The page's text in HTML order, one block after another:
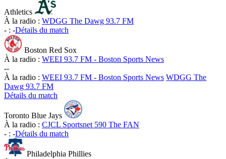
Athletics
À la radio : WDGG The Dawg 93.7 FM
- : -Détails du match
Boston Red Sox
À la radio : WEEI 93.7 FM - Boston Sports News
--
À la radio : WEEI 93.7 FM - Boston Sports News WDGG The
Dawg 93.7 FM
Détails du match
Toronto Blue Jays
À la radio : CJCL Sportsnet 590 The FAN
- : -Détails du match
Philadelphia Phillies